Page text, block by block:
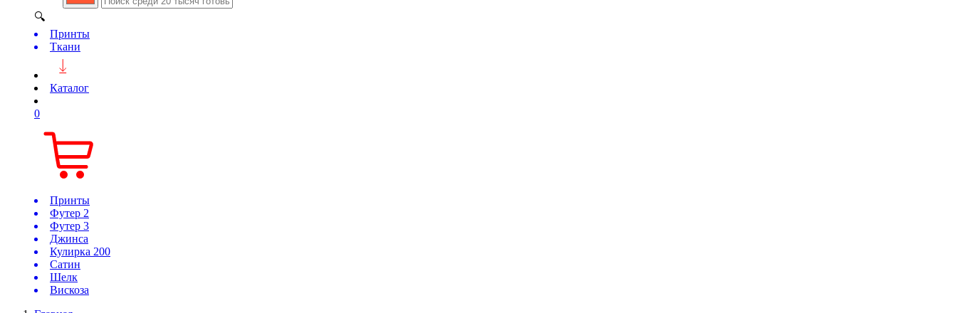
🔍
Принты
Ткани
Каталог
0
Принты
Футер 2
Футер 3
Джинса
Кулирка 200
Сатин
Шелк
Вискоза